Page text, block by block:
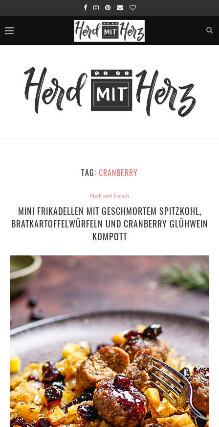
TAG: CRANBERRY
Fisch und Fleisch
MINI FRIKADELLEN MIT GESCHMORTEM SPITZKOHL,
BRATKARTOFFELWÜRFELN UND CRANBERRY GLÜHWEIN
KOMPOTT